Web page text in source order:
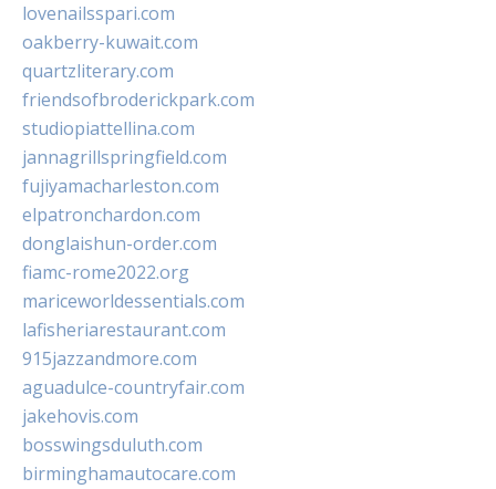
lovenailsspari.com
oakberry-kuwait.com
quartzliterary.com
friendsofbroderickpark.com
studiopiattellina.com
jannagrillspringfield.com
fujiyamacharleston.com
elpatronchardon.com
donglaishun-order.com
fiamc-rome2022.org
mariceworldessentials.com
lafisheriarestaurant.com
915jazzandmore.com
aguadulce-countryfair.com
jakehovis.com
bosswingsduluth.com
birminghamautocare.com